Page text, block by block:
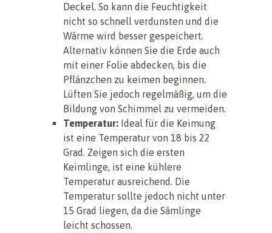
Deckel. So kann die Feuchtigkeit
nicht so schnell verdunsten und die
Wärme wird besser gespeichert.
Alternativ können Sie die Erde auch
mit einer Folie abdecken, bis die
Pflänzchen zu keimen beginnen.
Lüften Sie jedoch regelmäßig, um die
Bildung von Schimmel zu vermeiden.
Temperatur: Ideal für die Keimung
ist eine Temperatur von 18 bis 22
Grad. Zeigen sich die ersten
Keimlinge, ist eine kühlere
Temperatur ausreichend. Die
Temperatur sollte jedoch nicht unter
15 Grad liegen, da die Sämlinge
leicht schossen.